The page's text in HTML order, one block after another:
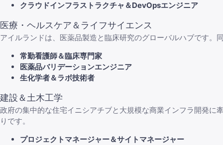
クラウドインフラストラクチャ＆DevOpsエンジニア
医療・ヘルスケア＆ライフサイエンス
アイルランドは、医薬品製造と臨床研究のグローバルハブです
常勤看護師＆臨床専門家
医薬品バリデーションエンジニア
生化学者＆ラボ技術者
建設＆土木工学
政府の集中的な住宅イニシアチブと大規模な商業インフラ開発
りです。
プロジェクトマネージャー＆サイトマネージャー